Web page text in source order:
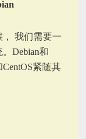
我们需要一
Debian和
紧随其